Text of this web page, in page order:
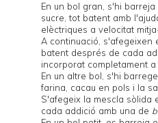
En un bol gran, s'hi
sucre, tot batent amb
elèctriques a velocitat
A continuació, s'afegeixen
batent després de cada
incorporat completament a
En un altre bol, s'hi
farina, cacau en pols i la
S'afegeix la mescla sòlida
cada addició amb una de